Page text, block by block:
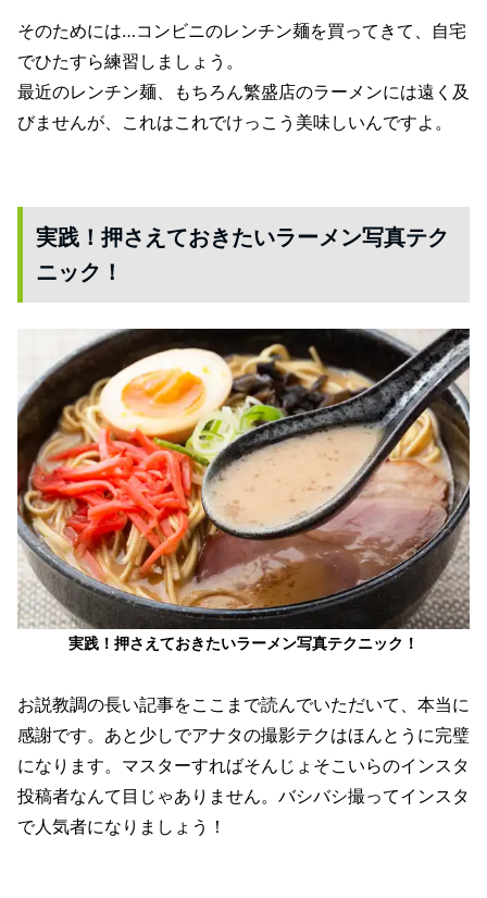
そのためには…コンビニのレンチン麺を買ってきて、自宅
でひたすら練習しましょう。
最近のレンチン麺、もちろん繁盛店のラーメンには遠く及
びませんが、これはこれでけっこう美味しいんですよ。
実践！押さえておきたいラーメン写真テク
ニック！
実践！押さえておきたいラーメン写真テクニック！
お説教調の長い記事をここまで読んでいただいて、本当に
感謝です。あと少しでアナタの撮影テクはほんとうに完璧
になります。マスターすればそんじょそこいらのインスタ
投稿者なんて目じゃありません。バシバシ撮ってインスタ
で人気者になりましょう！